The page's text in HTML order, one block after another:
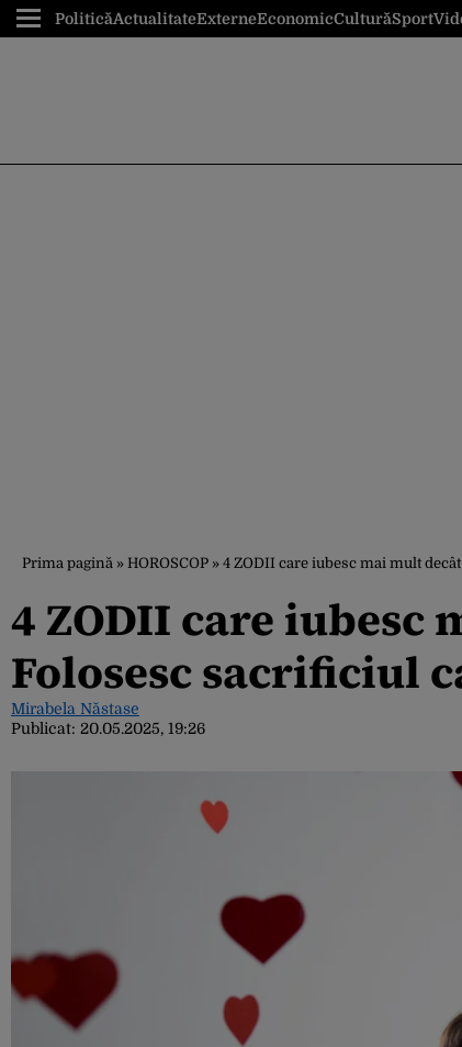
PoliticăActualitateExterneEconomicCulturăSport
Prima pagină » HOROSCOP » 4 ZODII care iubesc mai mult
4 ZODII care iubesc
Folosesc sacrificiul
Mirabela Năstase
Publicat: 20.05.2025, 19:26